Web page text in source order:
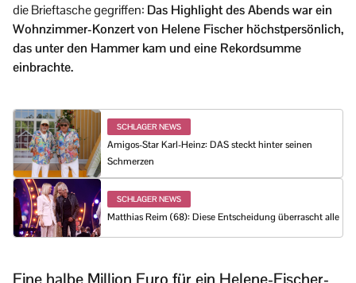
die Brieftasche gegriffen: Das Highlight des Abends war ein
Wohnzimmer-Konzert von Helene Fischer höchstpersönlich,
das unter den Hammer kam und eine Rekordsumme
einbrachte.
SCHLAGER NEWS
Amigos-Star Karl-Heinz: DAS steckt hinter seinen
Schmerzen
SCHLAGER NEWS
Matthias Reim (68): Diese Entscheidung überrascht alle
Eine halbe Million Euro für ein Helene-Fischer-